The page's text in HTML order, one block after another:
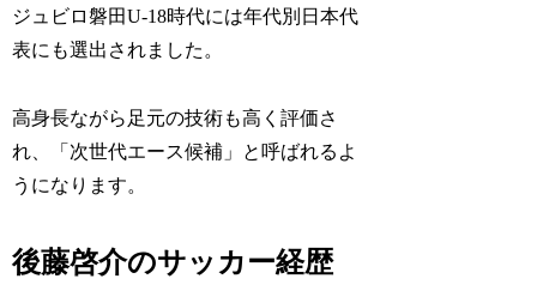
ジュビロ磐田U-18時代には年代別日本代
表にも選出されました。
高身長ながら足元の技術も高く評価さ
れ、「次世代エース候補」と呼ばれるよ
うになります。
後藤啓介のサッカー経歴